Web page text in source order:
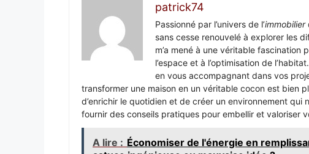
patrick74
Passionné par l’univers de l’immobilier
sans cesse renouvelé à explorer les
m’a mené à une véritable fascination
l’espace et à l’optimisation de
en vous accompagnant dans vos
transformer une maison en un véritable cocon est bien
d’enrichir le quotidien et de créer un environnement
fournir des conseils pratiques pour embellir et valoriser
A lire : Économiser de l'énergie en